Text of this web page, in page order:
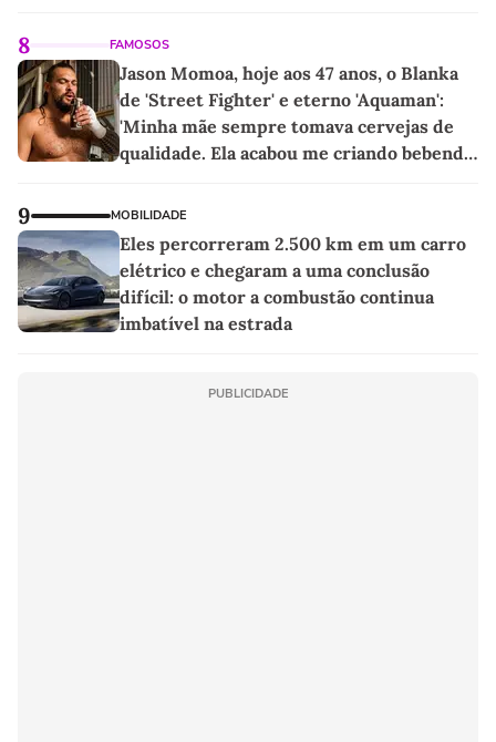
8 FAMOSOS
Jason Momoa, hoje aos 47 anos, o Blanka
de 'Street Fighter' e eterno 'Aquaman':
'Minha mãe sempre tomava cervejas de
qualidade. Ela acabou me criando bebendo
9 MOBILIDADE
Eles percorreram 2.500 km em um carro
elétrico e chegaram a uma conclusão
difícil: o motor a combustão continua
imbatível na estrada
PUBLICIDADE